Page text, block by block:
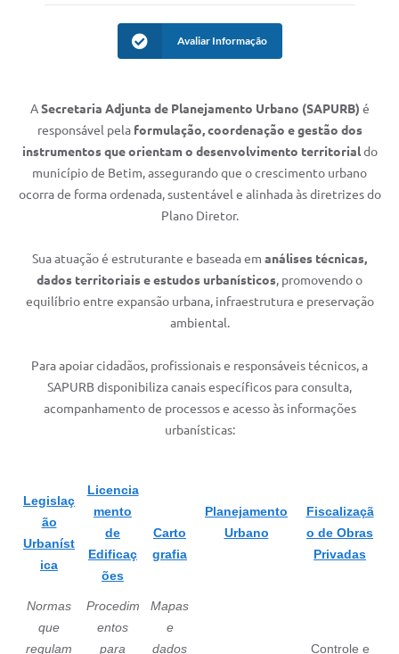
Avaliar Informação
ASecretaria Adjunta de Planejamento Urbano (SAPURB) é
responsável pela formulação, coordenação e gestão dos
instrumentos que orientam o desenvolvimento territorialdo
município de Betim, assegurando que o crescimento urbano
ocorra de forma ordenada, sustentável e alinhada às diretrizes do
Plano Diretor.
Sua atuação é estruturante e baseada em análises técnicas,
dados territoriais e estudos urbanísticos, promovendo o
equilíbrio entre expansão urbana, infraestrutura e preservação
ambiental.
Para apoiar cidadãos, profissionais e responsáveis técnicos, a
SAPURB disponibiliza canais específicos para consulta,
acompanhamento de processos e acesso às informações
urbanísticas:
Legislaç
ão
Urbaníst
ica
Licencia
mento
de
Edificaç
ões
Carto
grafia
Planejamento
Urbano
Fiscalizaçã
o de Obras
Privadas
Normas
que
regulam
Procedim
entos
para
Mapas
e
dados
Controle e